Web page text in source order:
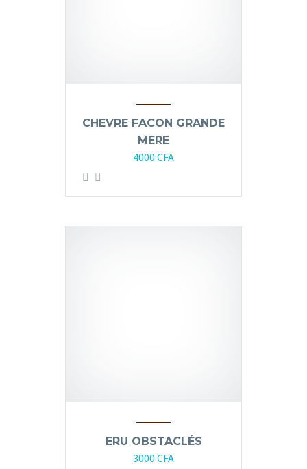
CHEVRE FACON GRANDE
MERE
4000 CFA
ERU OBSTACLÉS
3000 CFA